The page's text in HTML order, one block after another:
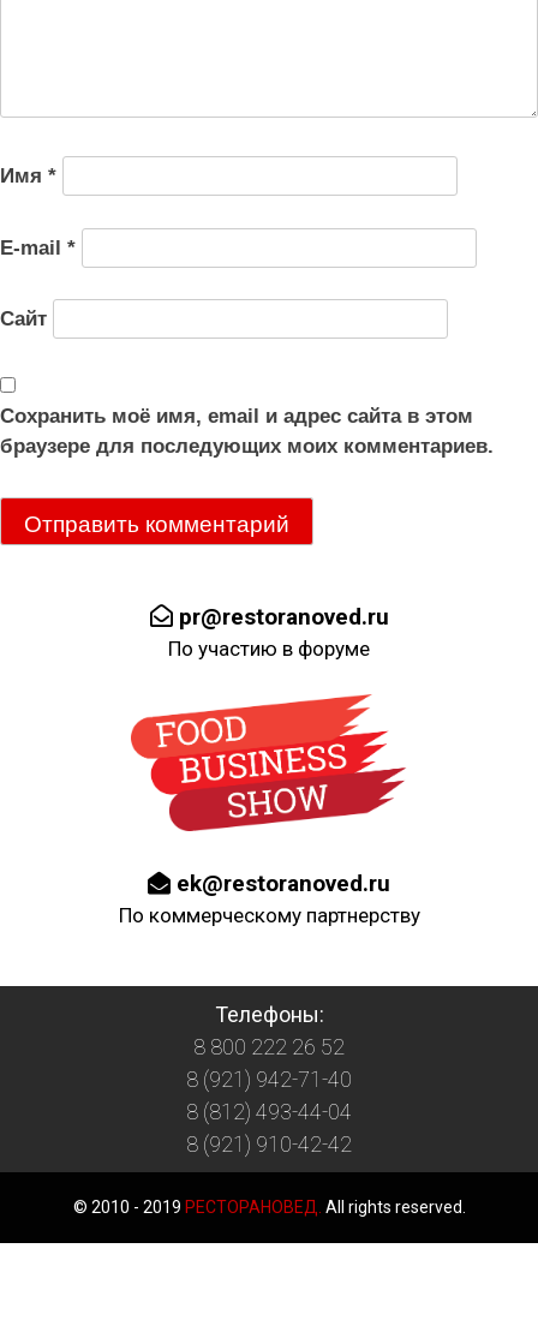
Имя *
E-mail *
Сайт
Сохранить моё имя, email и адрес сайта в этом
браузере для последующих моих комментариев.
pr@restoranoved.ru
По участию в форуме
ek@restoranoved.ru
По коммерческому партнерству
Телефоны:
8 800 222 26 52
8 (921) 942-71-40
8 (812) 493-44-04
8 (921) 910-42-42
© 2010 - 2019 РЕСТОРАНОВЕД. All rights reserved.